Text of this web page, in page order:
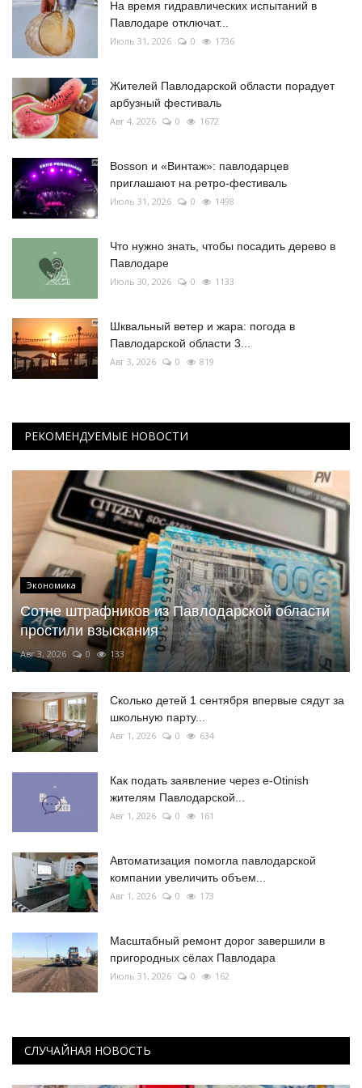
На время гидравлических испытаний в
Павлодаре отключат...
Июль 31, 2026 0 1736
Жителей Павлодарской области порадует
арбузный фестиваль
Авг 4, 2026 0 1672
Bosson и «Винтаж»: павлодарцев
приглашают на ретро-фестиваль
Июль 31, 2026 0 1498
Что нужно знать, чтобы посадить дерево в
Павлодаре
Июль 30, 2026 0 1133
Шквальный ветер и жара: погода в
Павлодарской области 3...
Авг 3, 2026 0 819
РЕКОМЕНДУЕМЫЕ НОВОСТИ
Экономика
Сотне штрафников из Павлодарской области
простили взыскания
Авг 3, 2026 0 133
Сколько детей 1 сентября впервые сядут за
школьную парту...
Авг 1, 2026 0 634
Как подать заявление через e-Otinish
жителям Павлодарской...
Авг 1, 2026 0 161
Автоматизация помогла павлодарской
компании увеличить объем...
Авг 1, 2026 0 173
Масштабный ремонт дорог завершили в
пригородных сёлах Павлодара
Июль 31, 2026 0 162
СЛУЧАЙНАЯ НОВОСТЬ